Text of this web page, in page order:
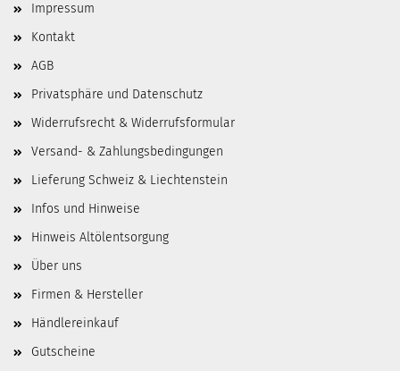
Impressum
Kontakt
AGB
Privatsphäre und Datenschutz
Widerrufsrecht & Widerrufsformular
Versand- & Zahlungsbedingungen
Lieferung Schweiz & Liechtenstein
Infos und Hinweise
Hinweis Altölentsorgung
Über uns
Firmen & Hersteller
Händlereinkauf
Gutscheine